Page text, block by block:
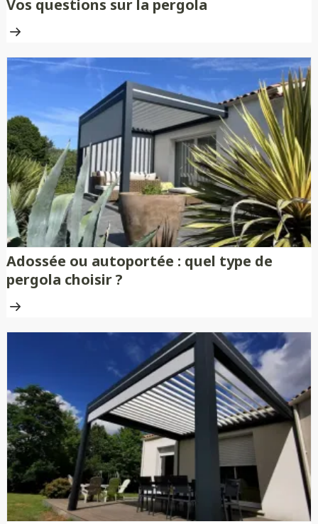
Vos questions sur la pergola
Adossée ou autoportée : quel type de
pergola choisir ?